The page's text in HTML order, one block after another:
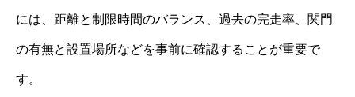
には、距離と制限時間のバランス、過去の完走率、関門
の有無と設置場所などを事前に確認することが重要で
す。